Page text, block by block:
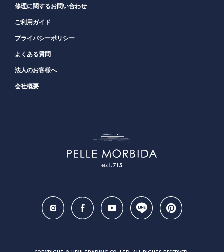
修理に関するお問い合わせ
ご利用ガイド
プライバシーポリシー
よくある質問
法人のお客様へ
会社概要